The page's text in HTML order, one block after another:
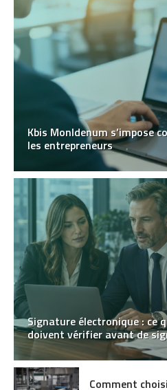
Kbis MonIdenum s’impose
les entrepreneurs
Signature électronique : ce
doivent vérifier avant de
Comment